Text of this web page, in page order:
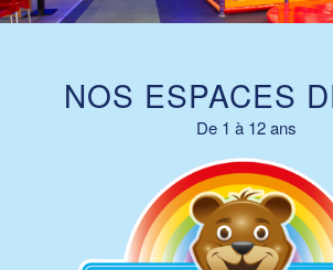
NOS ESPACES
De 1 à 12 ans